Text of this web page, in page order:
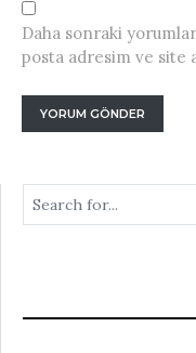
Daha sonraki
posta adresim ve site